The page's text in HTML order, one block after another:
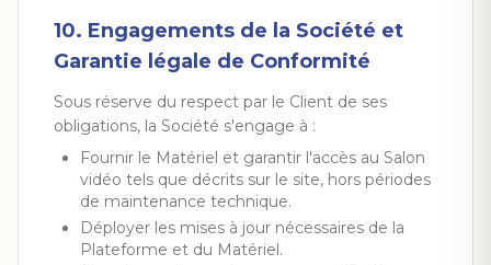
10. Engagements de la Société et
Garantie légale de Conformité
Sous réserve du respect par le Client de ses
obligations, la Société s'engage à :
Fournir le Matériel et garantir l'accès au Salon
vidéo tels que décrits sur le site, hors périodes
de maintenance technique.
Déployer les mises à jour nécessaires de la
Plateforme et du Matériel.